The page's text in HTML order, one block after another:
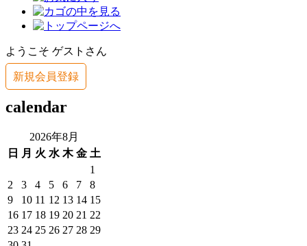
ようこそ ゲストさん
新規会員登録
calendar
2026年8月
日
月 火 水 木 金 土
1
2
3 4 5 6 7
8
9
10 11 12 13 14 15
16 17 18 19 20 21 22
23 24 25 26 27 28 29